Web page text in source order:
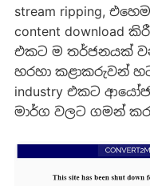
stream ripping,
content download
එකට ම තර්ජනයක්
හරහා කළාකරුවන්
industry එකට
මාර්ග වලට ගමන්